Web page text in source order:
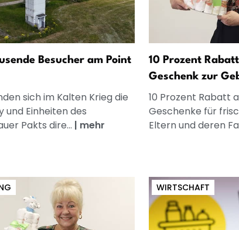
Besucher am Point
sich im Kalten Krieg die
und Einheiten des
Pakts dire... | mehr
10 Prozent
Geschenk zur
10 Prozent Rabatt
Geschenke für
Eltern und deren
WIRTSCHAFT